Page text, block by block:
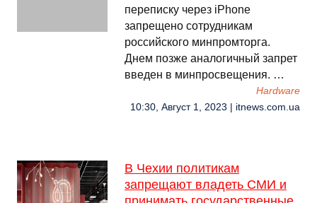
переписку через iPhone
запрещено сотрудникам
российского минпромторга.
Днем позже аналогичный запрет
введен в минпросвещения. …
Hardware
10:30, Август 1, 2023 | itnews.com.ua
В Чехии политикам
запрещают владеть СМИ и